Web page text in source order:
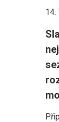
14.